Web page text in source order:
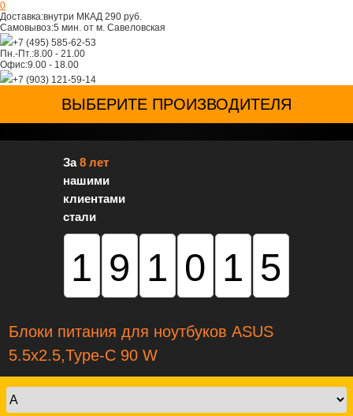
0
Доставка:внутри МКАД 290 руб.
Самовывоз:5 мин. от м. Савеловская
+7 (495) 585-62-53
Пн.-Пт.:8.00 - 21.00
Офис:9.00 - 18.00
+7 (903) 121-59-14
ВЫБЕРИТЕ ПРОИЗВОДИТЕЛЯ
За8 лет
нашими
клиентами
стали
191015
Блоки питания для ноутбуков ASUS
5.5x2.5,Type-C 90 W